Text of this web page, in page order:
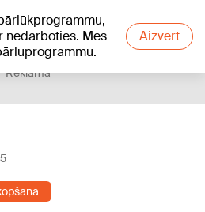
nedarboties. Mēs
Aizvērt
Reklāma